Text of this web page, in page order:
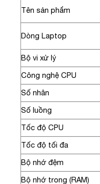
Tên sản phẩm
Dòng Laptop
Bộ vi xử lý
Công nghệ CPU
Số nhân
Số luồng
Tốc độ CPU
Tốc độ tối đa
Bộ nhớ đệm
Bộ nhớ trong (RAM)